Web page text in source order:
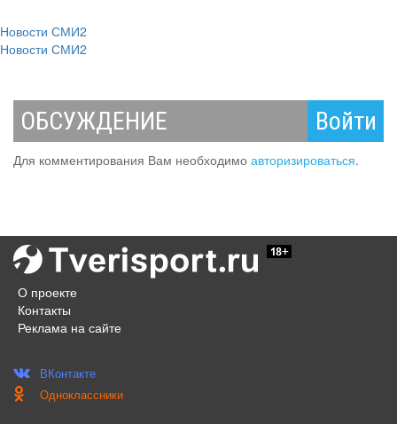
Новости СМИ2
Новости СМИ2
ОБСУЖДЕНИЕ Войти
Для комментирования Вам необходимо авторизироваться.
О проекте
Контакты
Реклама на сайте
ВКонтакте
Одноклассники